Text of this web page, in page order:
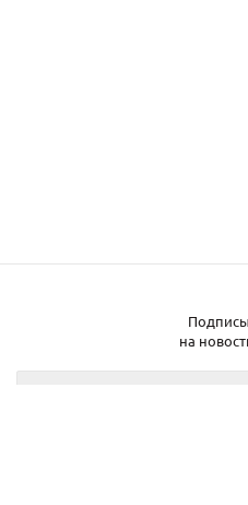
на